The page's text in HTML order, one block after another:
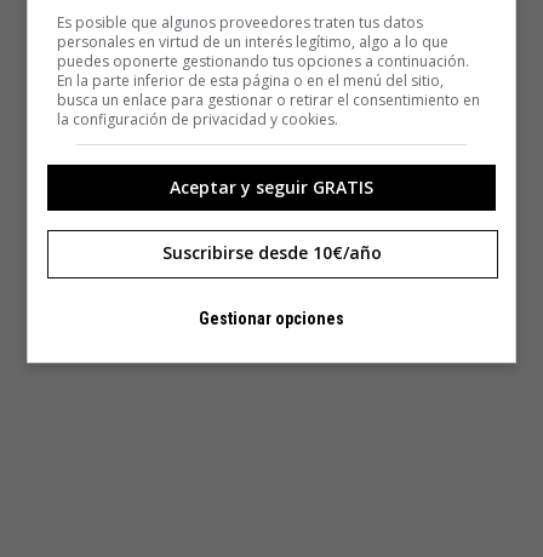
Es posible que algunos proveedores traten tus datos
personales en virtud de un interés legítimo, algo a lo que
puedes oponerte gestionando tus opciones a continuación.
En la parte inferior de esta página o en el menú del sitio,
busca un enlace para gestionar o retirar el consentimiento en
la configuración de privacidad y cookies.
Aceptar y seguir GRATIS
Suscribirse desde 10€/año
Gestionar opciones